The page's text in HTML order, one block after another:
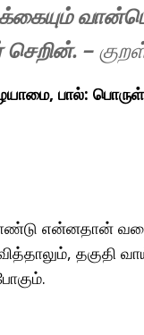
–
பால்: பொருள்
என்னதான்
தகுதி